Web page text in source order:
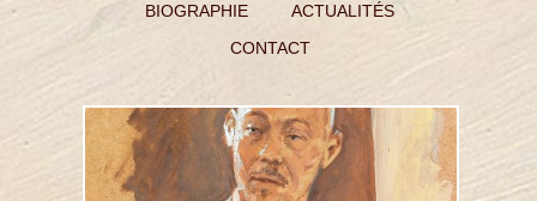
BIOGRAPHIE
ACTUALITÉS
CONTACT